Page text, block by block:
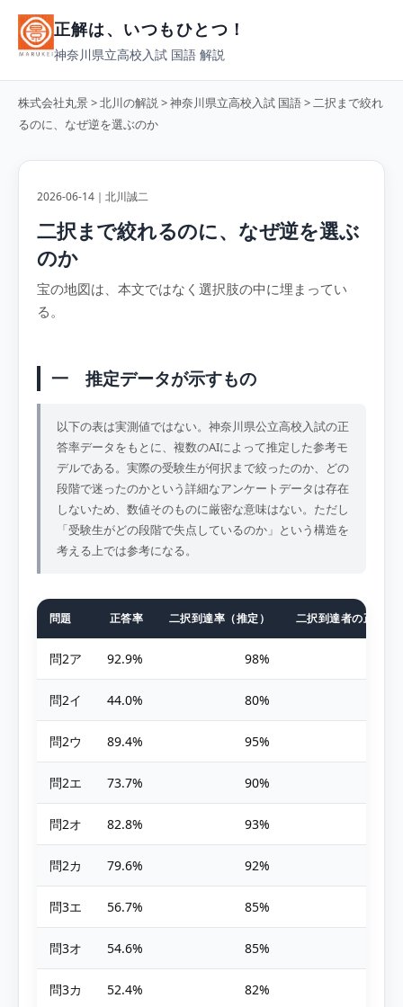
正解は、いつもひとつ！
神奈川県立高校入試 国語 解説
株式会社丸景>北川の解説>神奈川県立高校入試 国語> 二択まで絞れ
るのに、なぜ逆を選ぶのか
2026-06-14｜北川誠二
二択まで絞れるのに、なぜ逆を選ぶ
のか
宝の地図は、本文ではなく選択肢の中に埋まってい
る。
一 推定データが示すもの
以下の表は実測値ではない。神奈川県公立高校入試の正
答率データをもとに、複数のAIによって推定した参考モ
デルである。実際の受験生が何択まで絞ったのか、どの
段階で迷ったのかという詳細なアンケートデータは存在
しないため、数値そのものに厳密な意味はない。ただし
「受験生がどの段階で失点しているのか」という構造を
考える上では参考になる。
問題 正答率 二択到達率（推定） 二択到達者の正答率
問2ア 92.9% 98%
問2イ 44.0% 80%
問2ウ 89.4% 95%
問2エ 73.7% 90%
問2オ 82.8% 93%
問2カ 79.6% 92%
問3エ 56.7% 85%
問3オ 54.6% 85%
問3カ 52.4% 82%